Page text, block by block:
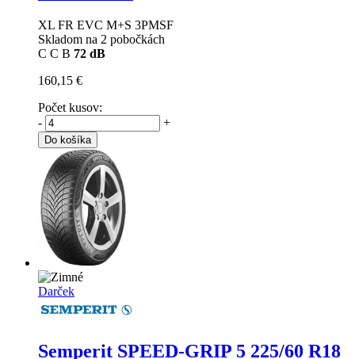
XL FR EVC M+S 3PMSF
Skladom na 2 pobočkách
C C B 72 dB
160,15 €
Počet kusov:
-
+
Do košíka
Darček
Semperit SPEED-GRIP 5 225/60 R18